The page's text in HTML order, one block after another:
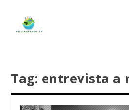
Tag: entrevista a